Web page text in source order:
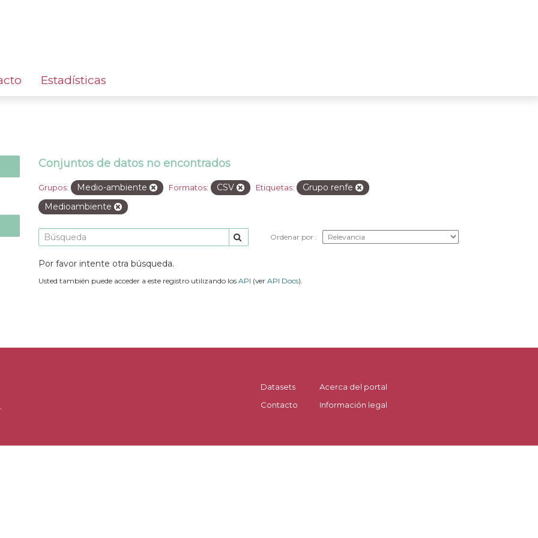
Estadísticas
Conjuntos de datos no encontrados
Grupos: Medio-ambiente Formatos: CSV Etiquetas:
Grupo renfe
Medioambiente
Ordenar por
Por favor intente otra búsqueda.
Usted también puede acceder a este registro utilizando los API (ver API Docs).
Datasets
Contacto
Acerca del portal
Información legal